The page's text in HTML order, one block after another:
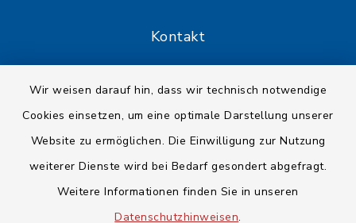
Wir weisen darauf hin, dass wir technisch notwendige
Cookies einsetzen, um eine optimale Darstellung unserer
Website zu ermöglichen. Die Einwilligung zur Nutzung
weiterer Dienste wird bei Bedarf gesondert abgefragt.
Weitere Informationen finden Sie in unseren
Datenschutzhinweisen.
Kontakt
Datenschutz
Impressum
Sitemap